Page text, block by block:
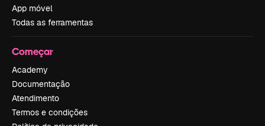
App móvel
Todas as ferramentas
Começar
Academy
Documentação
Atendimento
Termos e condições